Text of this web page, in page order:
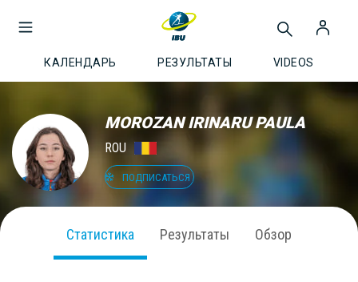
КАЛЕНДАРЬ РЕЗУЛЬТАТЫ VIDEOS
MOROZAN IRINARU PAULA
ROU
ПОДПИСАТЬСЯ
Статистика Результаты Обзор